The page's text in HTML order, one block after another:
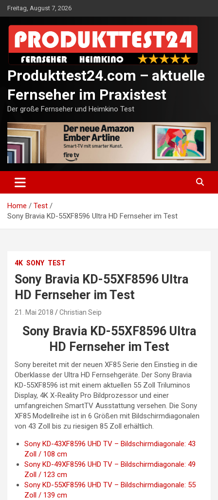
Skip
to
content
Freitag, August 7, 2026
Produkttest24.com – aktuelle
Fernseher im Praxistest
Der große Fernseher und Heimkino Test
Home
Test
Sony Bravia KD-55XF8596 Ultra HD Fernseher im Test
4K SONY TEST
Sony Bravia KD-55XF8596 Ultra
HD Fernseher im Test
21. Mai 2018 Christian Seip
Sony Bravia KD-55XF8596 Ultra
HD Fernseher im Test
Sony bereitet mit der neuen XF85 Serie den Einstieg in die
Oberklasse der Ultra HD Fernsehgeräte. Der Sony Bravia
KD-55XF8596 ist mit einem aktuellen 55 Zoll Triluminos
Display, 4K X-Reality Pro Bildprozessor und einer
umfangreichen SmartTV Ausstattung versehen. Die Sony
XF85 Modellreihe ist in 6 Größen mit Bildschirmdiagonalen
von 43 Zoll bis zu riesigen 85 Zoll erhältlich.
Sony KD-43XF8596 UHD TV – Bildschirmdiagonale: 43
Zoll / 108 cm
Sony KD-49XF8596 UHD TV – Bildschirmdiagonale: 49
Zoll / 123 cm
Sony KD-55XF8596 UHD TV – Bildschirmdiagonale: 55
Zoll / 139 cm